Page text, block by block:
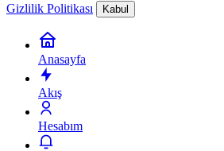
Gizlilik Politikası Kabul
Anasayfa
Akış
Hesabım